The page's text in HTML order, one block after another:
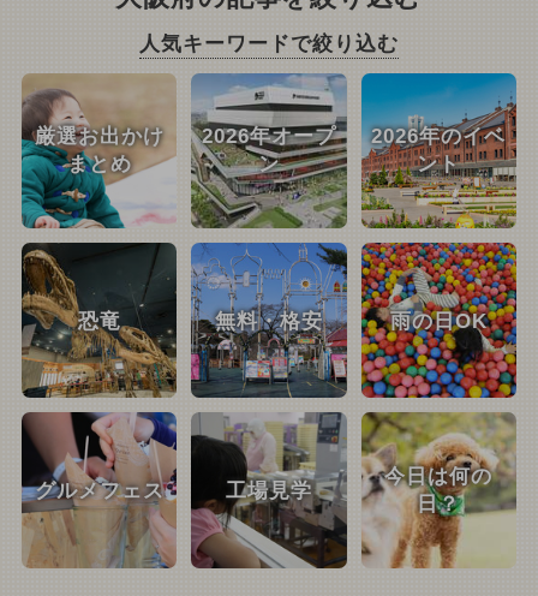
人気キーワードで絞り込む
厳選お出かけ
まとめ
2026年オープ
ン
2026年のイベ
ント
恐竜 無料・格安 雨の日OK
グルメフェス 工場見学
今日は何の
日？